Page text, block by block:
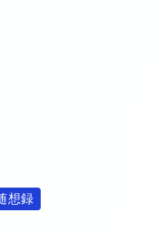
想録